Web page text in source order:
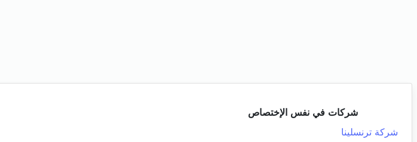
شركات في نفس الإختصاص
شركة ترنسلينا